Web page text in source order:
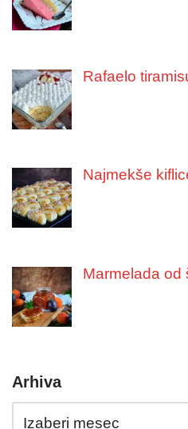
Rafaelo
Najmekše
Marmelada od
Arhiva